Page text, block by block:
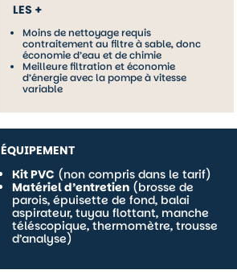
LES +
Moins de nettoyage requis
contraitement au filtre à sable, donc
économie d’eau et de chimie
Meilleure filtration et économie
d’énergie avec la pompe à vitesse
variable
ÉQUIPEMENT
Kit PVC (non compris dans le tarif)
Matériel d’entretien (brosse de
parois, épuisette de fond, balai
aspirateur, tuyau flottant, manche
téléscopique, thermomètre, trousse
d’analyse)